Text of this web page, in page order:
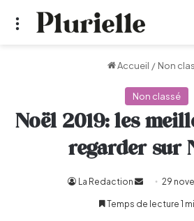
Menu
Accueil / Non
Non classé
Noël 2019: les
regarder sur
La Redaction
Envoyer
un
29
Temps de lecture 1